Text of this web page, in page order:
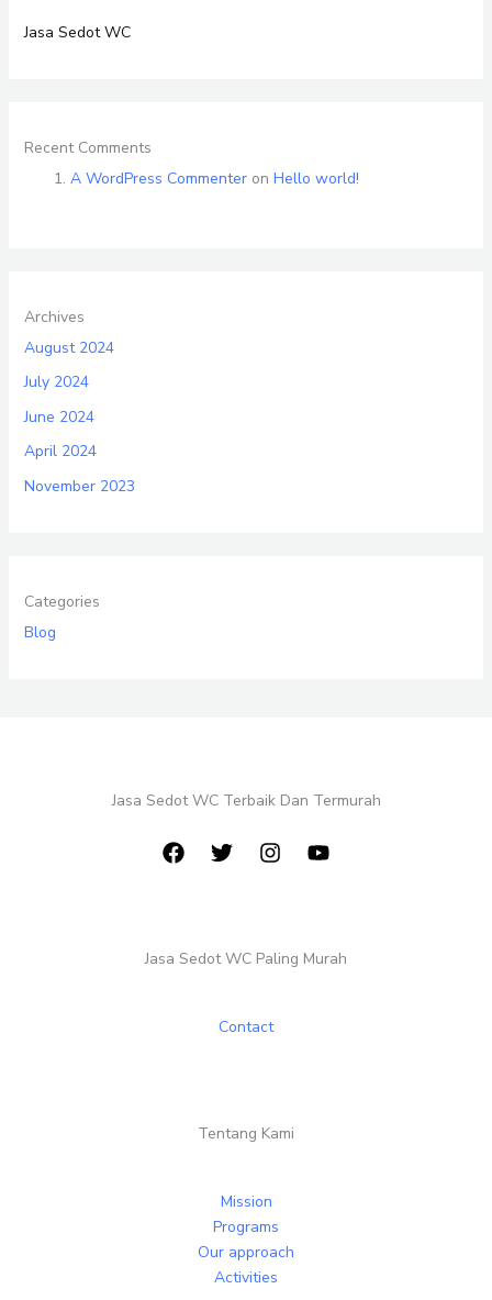
Jasa Sedot WC
Recent Comments
A WordPress Commenteron Hello world!
Archives
August 2024
July 2024
June 2024
April 2024
November 2023
Categories
Blog
Jasa Sedot WC Terbaik Dan Termurah
Jasa Sedot WC Paling Murah
Contact
Tentang Kami
Mission
Programs
Our approach
Activities